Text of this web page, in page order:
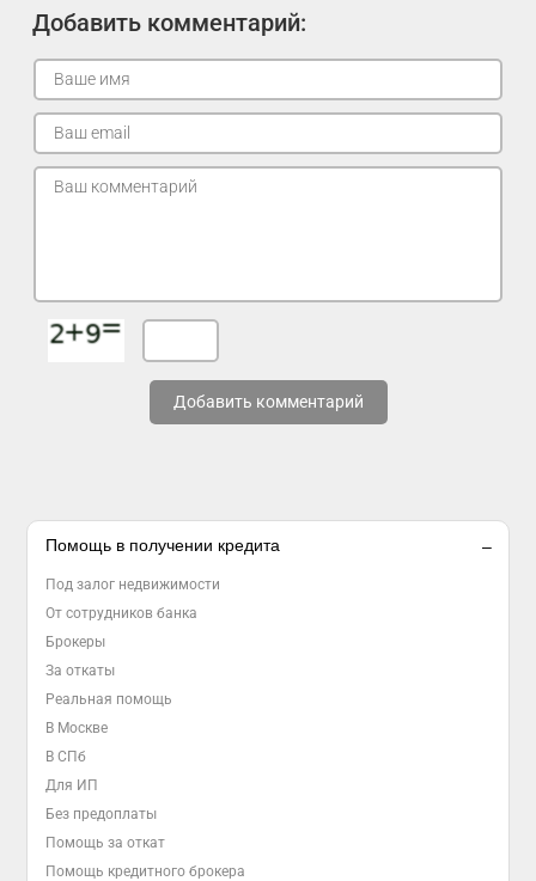
Добавить комментарий:
Добавить комментарий
Помощь в получении кредита
Под залог недвижимости
От сотрудников банка
Брокеры
За откаты
Реальная помощь
В Москве
В СПб
Для ИП
Без предоплаты
Помощь за откат
Помощь кредитного брокера